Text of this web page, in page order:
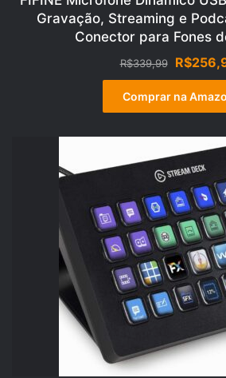
Gravação, Streaming e
Conector para Fones
R$339,99
O
preço
original
era:
R$
Comprar na